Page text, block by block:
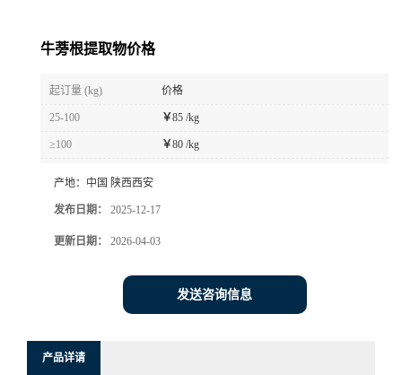
牛蒡根提取物价格
起订量 (kg) 价格
25-100 ￥85 /kg
≥100 ￥80 /kg
产地： 中国 陕西西安
发布日期： 2025-12-17
更新日期： 2026-04-03
发送咨询信息
产品详请